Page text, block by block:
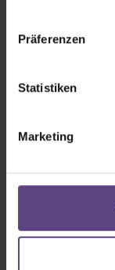
Präferenzen
Statistiken
Marketing
Ein